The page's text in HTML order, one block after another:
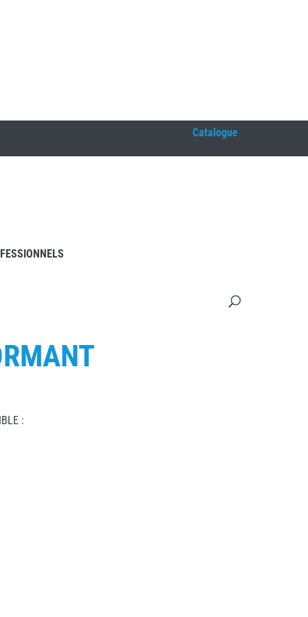
Catalogue
: